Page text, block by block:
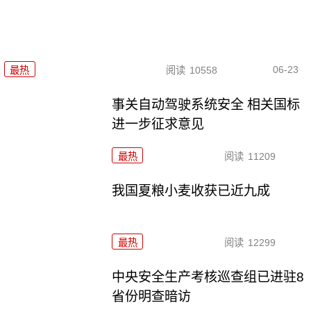
最热 阅读 10558 06-23
事关自动驾驶系统安全 相关国标
进一步征求意见
最热 阅读 11209
我国夏粮小麦收获已近九成
最热 阅读 12299
中央安全生产考核巡查组已进驻8
省份明查暗访